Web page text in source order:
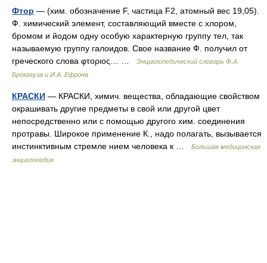
Фтор — (хим. обозначение F, частица F2, атомный вес 19,05).
Ф. химический элемент, составляющий вместе с хлором,
бромом и йодом одну особую характерную группу тел, так
называемую группу галоидов. Свое название Ф. получил от
греческого слова φτοριος… …
Энциклопедический словарь Ф.А.
Брокгауза и И.А. Ефрона
КРАСКИ — КРАСКИ, химич. вещества, обладающие свойством
окрашивать другие предметы в свой или другой цвет
непосредственно или с помощью другого хим. соединения
протравы. Широкое применение К., надо полагать, вызывается
инстинктивным стремле нием человека к …
Большая медицинская
энциклопедия